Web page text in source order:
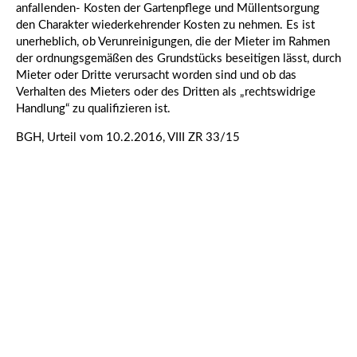
anfallenden- Kosten der Gartenpflege und Müllentsorgung
den Charakter wiederkehrender Kosten zu nehmen. Es ist
unerheblich, ob Verunreinigungen, die der Mieter im Rahmen
der ordnungsgemäßen des Grundstücks beseitigen lässt, durch
Mieter oder Dritte verursacht worden sind und ob das
Verhalten des Mieters oder des Dritten als „rechtswidrige
Handlung“ zu qualifizieren ist.
BGH, Urteil vom 10.2.2016, VIII ZR 33/15